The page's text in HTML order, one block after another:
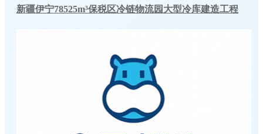
新疆伊宁78525m³保税区冷链物流园大型冷库建造工程